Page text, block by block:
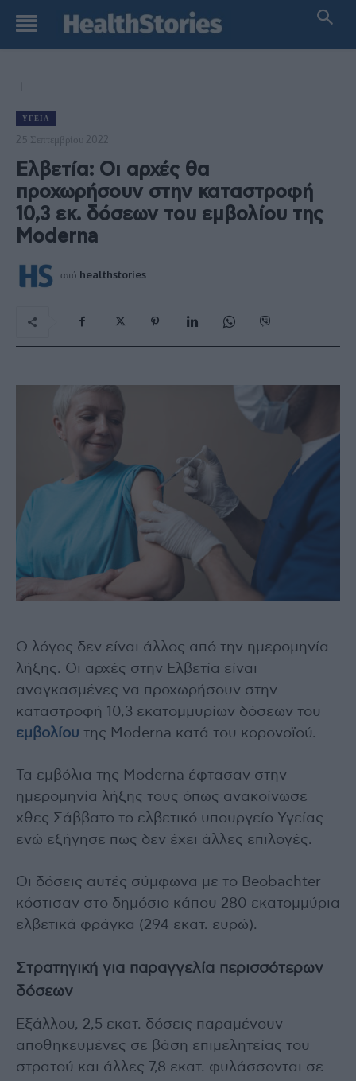
ΥΓΕΊΑ
25 Σεπτεμβρίου 2022
Ελβετία: Οι αρχές θα
προχωρήσουν στην καταστροφή
10,3 εκ. δόσεων του εμβολίου της
Moderna
από healthstories
Ο λόγος δεν είναι άλλος από την ημερομηνία
λήξης. Οι αρχές στην Ελβετία είναι
αναγκασμένες να προχωρήσουν στην
καταστροφή 10,3 εκατομμυρίων δόσεων του
εμβολίου της Moderna κατά του κορονοϊού.
Τα εμβόλια της Moderna έφτασαν στην
ημερομηνία λήξης τους όπως ανακοίνωσε
χθες Σάββατο το ελβετικό υπουργείο Υγείας
ενώ εξήγησε πως δεν έχει άλλες επιλογές.
Οι δόσεις αυτές σύμφωνα με το Beobachter
κόστισαν στο δημόσιο κάπου 280 εκατομμύρια
ελβετικά φράγκα (294 εκατ. ευρώ).
Στρατηγική για παραγγελία περισσότερων
δόσεων
Εξάλλου, 2,5 εκατ. δόσεις παραμένουν
αποθηκευμένες σε βάση επιμελητείας του
στρατού και άλλες 7,8 εκατ. φυλάσσονται σε